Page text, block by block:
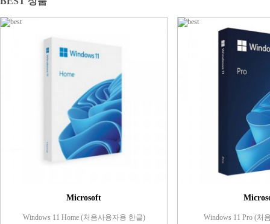
Microsoft
Windows 11 Home (처음사용자용 한글) Windows 11 Pro (처